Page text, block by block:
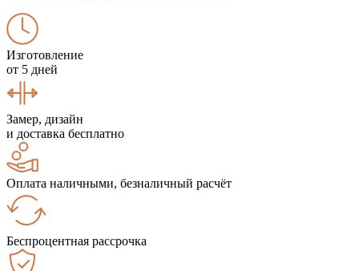
Изготовление
от 5 дней
Замер, дизайн
и доставка бесплатно
Оплата наличными, безналичный расчёт
Беспроцентная рассрочка